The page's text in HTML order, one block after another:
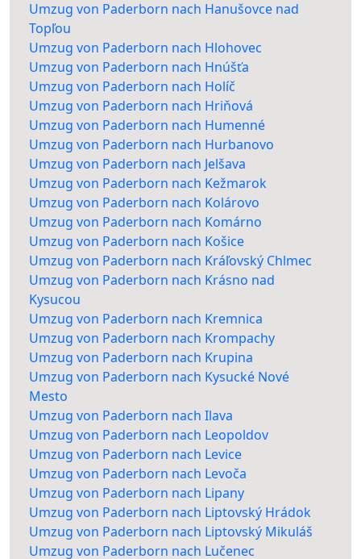
Umzug von Paderborn nach Hanušovce nad
Topľou
Umzug von Paderborn nach Hlohovec
Umzug von Paderborn nach Hnúšťa
Umzug von Paderborn nach Holíč
Umzug von Paderborn nach Hriňová
Umzug von Paderborn nach Humenné
Umzug von Paderborn nach Hurbanovo
Umzug von Paderborn nach Jelšava
Umzug von Paderborn nach Kežmarok
Umzug von Paderborn nach Kolárovo
Umzug von Paderborn nach Komárno
Umzug von Paderborn nach Košice
Umzug von Paderborn nach Kráľovský Chlmec
Umzug von Paderborn nach Krásno nad
Kysucou
Umzug von Paderborn nach Kremnica
Umzug von Paderborn nach Krompachy
Umzug von Paderborn nach Krupina
Umzug von Paderborn nach Kysucké Nové
Mesto
Umzug von Paderborn nach Ilava
Umzug von Paderborn nach Leopoldov
Umzug von Paderborn nach Levice
Umzug von Paderborn nach Levoča
Umzug von Paderborn nach Lipany
Umzug von Paderborn nach Liptovský Hrádok
Umzug von Paderborn nach Liptovský Mikuláš
Umzug von Paderborn nach Lučenec